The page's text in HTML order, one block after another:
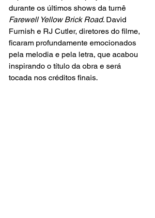
durante os últimos shows da turnê
Farewell Yellow Brick Road. David
Furnish e RJ Cutler, diretores do filme,
ficaram profundamente emocionados
pela melodia e pela letra, que acabou
inspirando o título da obra e será
tocada nos créditos finais.